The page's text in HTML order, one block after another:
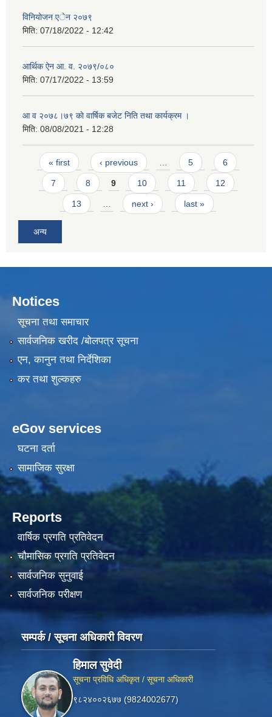
विनियोजन एेन २०७९
मिति: 07/18/2022 - 12:42
आर्थिक ऐन आ. व. २०७९/०८०
मिति: 07/17/2022 - 13:59
आ व २०७८।७९ काे वार्षिक बजेट निति तथा कार्यक्रम ।
मिति: 08/08/2021 - 12:28
Pages
« first ‹ previous 5 6
7 8 9 10 11 12
13 next › last »
अन्य
Notices
सूचना तथा समाचार
सार्वजनिक खरीद /बोलपत्र सूचना
एन, कानुन तथा निर्देशिका
कर तथा शुल्कहरु
eGov services
घटना दर्ता
सामाजिक सुरक्षा
Reports
वार्षिक प्रगति प्रतिवेदन
चौमासिक प्रगति प्रतिवेदन
सार्वजनिक सुनुवाई
सार्वजनिक परीक्षण
सम्पर्क / सूचना अधिकारी विवरण
हिमाल सुवेदी
सूचना प्रविधि अधिकृत / सूचना अधिकारी
९८२४००२६७७ (9824002677)